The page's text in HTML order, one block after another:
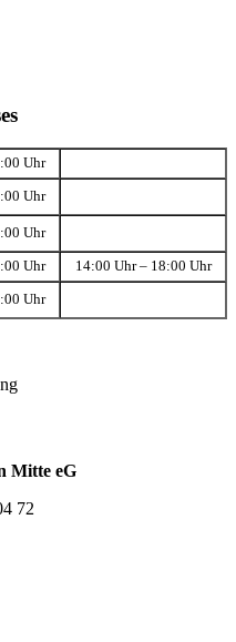
Uhr
Uhr
Uhr
Uhr 14:00 Uhr – 18:00 Uhr
Uhr
Mitte eG
72